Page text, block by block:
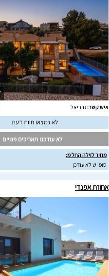
איש קשר:גבריאל
לא נמצאו חוות דעת
לא עודכנו תאריכים פנויים
מחיר לוילה החל מ:
סופ"ש לא עודכן
אחוזת אפנדי